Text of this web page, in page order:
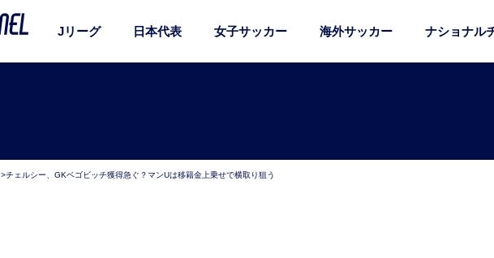
Jリーグ 日本代表 女子サッカー 海外サッカー ナショナル
>チェルシー、GKベゴビッチ獲得急ぐ？マンUは移籍金上乗せで横取り狙う